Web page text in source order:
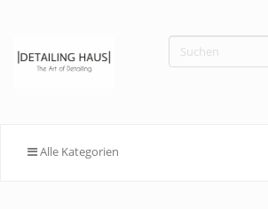
Alle Kategorien